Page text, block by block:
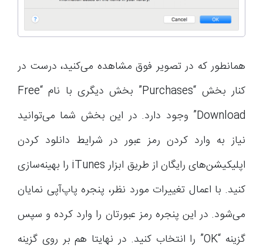
همانطور که در تصویر فوق مشاهده می‌کنید، درست در
کنار بخش “Purchases” بخش دیگری با نام “Free
Download” وجود دارد. در این بخش شما می‌توانید
نیاز به وارد کردن رمز عبور در شرایط دانلود کردن
اپلیکیشن‌های رایگان از طریق ابزار iTunes را بهینه‌سازی
کنید. با اعمال تغییرات مورد نظر، پنجره پاپ‌آپی نمایان
می‌شود. در این پنجره رمز عبورتان را وارد کرده و سپس
گزینه “OK” را انتخاب کنید. در نهایتا هم بر روی گزینه